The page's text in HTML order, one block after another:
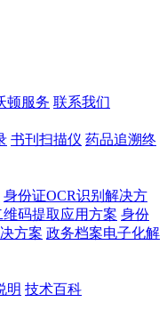
顿服务 联系我们
书刊扫描仪 药品追溯终
身份证OCR识别解决方
维码提取应用方案 身份
方案 政务档案电子化解
明 技术百科